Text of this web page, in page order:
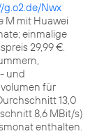
g.o2.de/Nwx
M mit Huawei
einmalige
29,99 €.
und
für
13,0
8,6 MBit/s)
enthalten.